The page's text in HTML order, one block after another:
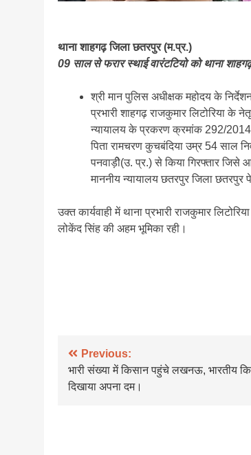
थाना शाहगढ़ जिला छतरपुर (म.प्र.)
09 साल से फरार स्थाई वारंटटियो को थाना
श्री मान पुलिस अधीक्षक महोदय के
प्रभारी शाहगढ़ राजकुमार लिटोरिया के
न्यायालय के प्रकरण क्रमांक 292/2014
पिता रामचरण कुचबंदिया उम्र 54 साल
पनवाड़ीे(उ. प्र.) से किया गिरफ्तार
माननीय न्यायालय छतरपुर जिला छतरपुर
उक्त कार्यवाही में थाना प्रभारी राजकुमार
लोकेंद सिंह की अहम भूमिका रही।
Post
navigation
Previous:
भारी संख्या में किसान पहुंचे लखनऊ, भारतीय
दिखाया अपना दम।